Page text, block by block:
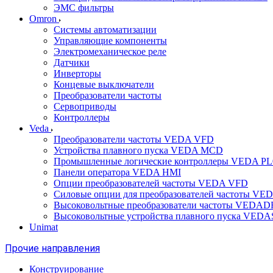
ЭМС фильтры
Omron
Системы автоматизации
Управляющие компоненты
Электромеханическое реле
Датчики
Инверторы
Концевые выключатели
Преобразователи частоты
Сервоприводы
Контроллеры
Veda
Преобразователи частоты VEDA VFD
Устройства плавного пуска VEDA MCD
Промышленные логические контроллеры VEDA
Панели оператора VEDA HMI
Опции преобразователей частоты VEDA VFD
Силовые опции для преобразователей частоты
Высоковольтные преобразователи частоты
Высоковольтные устройства плавного пуска
Unimat
Прочие направления
Конструирование